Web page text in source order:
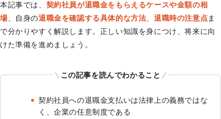
本記事では、 契約社員が退職金をもらえるケースや金額の相
場、自身の退職金を確認する具体的な方法、退職時の注意点ま
で分かりやすく解説します。正しい知識を身につけ、将来に向
けた準備を進めましょう。
この記事を読んでわかること
契約社員への退職金支払いは法律上の義務ではな
く、企業の任意制度である